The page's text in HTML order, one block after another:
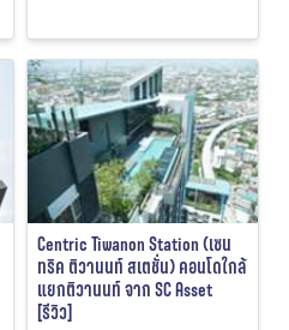
Centric Tiwanon Station (เซน
ทริค ติวานนท์ สเตชั่น) คอนโดใกล้
แยกติวานนท์ จาก SC Asset
[รีวิว]